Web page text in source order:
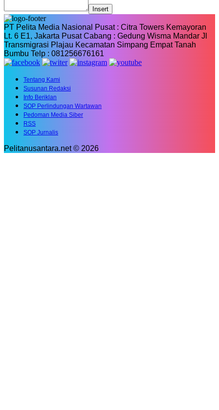
Insert
PT Pelita Media Nasional Pusat : Citra Towers Kemayoran
Lt. 6 E1, Jakarta Pusat Cabang : Gedung Wisma Mandar Jl
Transmigrasi Plajau Kecamatan Simpang Empat Tanah
Bumbu Telp : 081256676161
Tentang Kami
Susunan Redaksi
Info Beriklan
SOP Perlindungan Wartawan
Pedoman Media Siber
RSS
SOP Jurnalis
Pelitanusantara.net © 2026